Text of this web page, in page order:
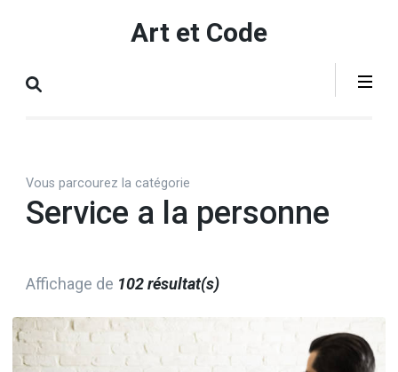
(Pressez
Art et Code
Vous parcourez la catégorie
Service a la personne
Affichage de 102 résultat(s)